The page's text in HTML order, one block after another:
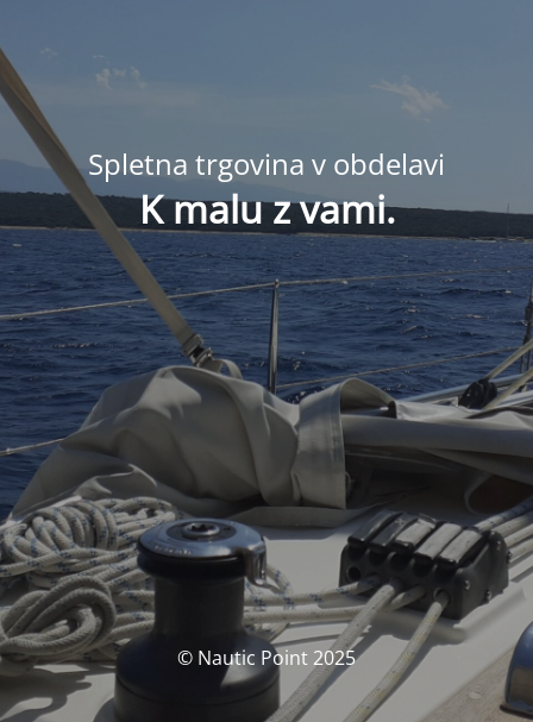
Spletna trgovina v obdelavi
K malu z vami.
© Nautic Point 2025